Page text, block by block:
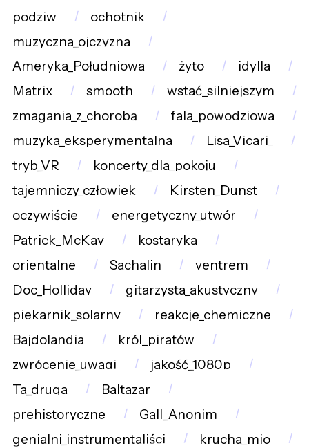
podziw
ochotnik
muzyczna_ojczyzna
Ameryka_Południowa
żyto
idylla
Matrix
smooth
wstać_silniejszym
zmagania_z_chorobą
fala_powodziowa
muzyka_eksperymentalna
Lisa_Vicari_
tryb_VR
koncerty_dla_pokoju
tajemniczy_człowiek
Kirsten_Dunst
oczywiście
energetyczny_utwór
Patrick_McKay
kostaryka
orientalne
Sachalin
ventrem
Doc_Holliday
gitarzysta_akustyczny
piekarnik_solarny
reakcje_chemiczne
Bajdolandia
król_piratów
zwrócenie_uwagi
jakość_1080p
Ta_druga
Baltazar
prehistoryczne
Gall_Anonim
genialni_instrumentaliści
krucha_mio